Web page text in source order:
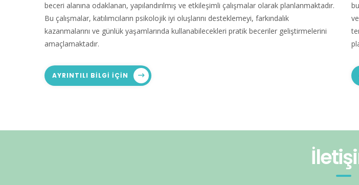
beceri alanına odaklanan, yapılandırılmış ve etkileşimli çalışmalar olarak planlanmaktadır.
Bu çalışmalar, katılımcıların psikolojik iyi oluşlarını desteklemeyi, farkındalık
kazanmalarını ve günlük yaşamlarında kullanabilecekleri pratik beceriler geliştirmelerini
amaçlamaktadır.
AYRINTILI BILGI IÇIN